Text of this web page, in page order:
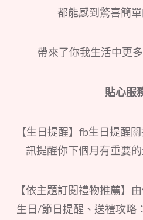
都能感到驚喜簡
帶來了你我生活中更
貼心服
【生日提醒】fb生日提醒
訊提醒你下個月有重要的
【依主題訂閱禮物推薦】
生日/節日提醒、送禮攻略：